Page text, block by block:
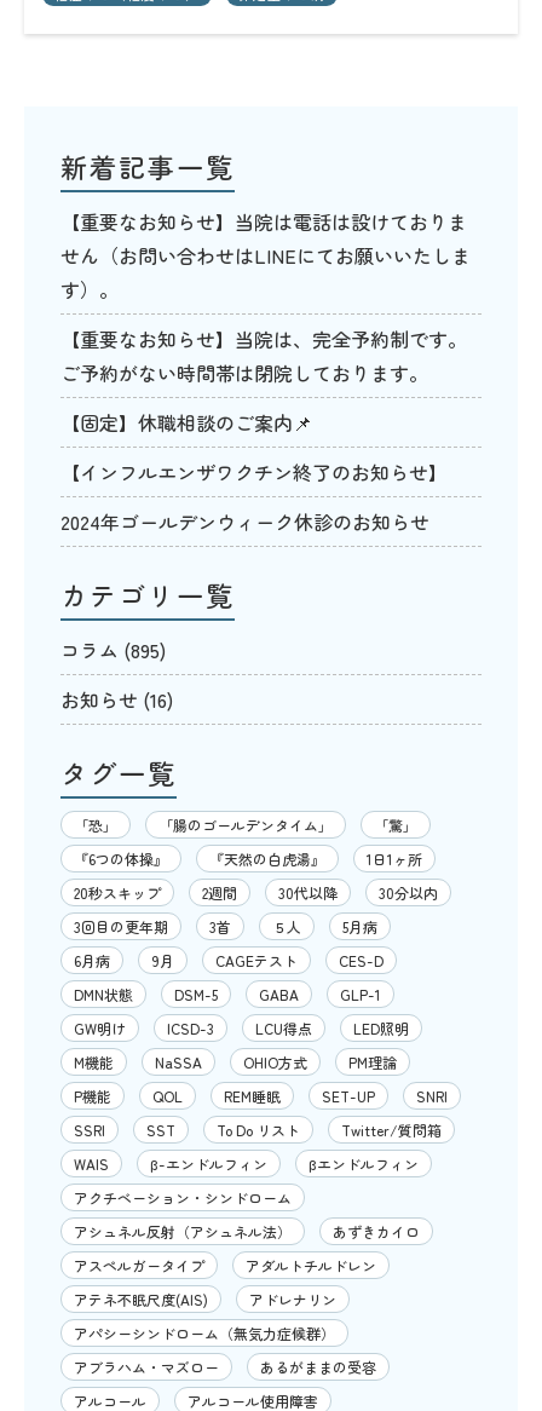
新着記事一覧
【重要なお知らせ】当院は電話は設けておりま
せん（お問い合わせはLINEにてお願いいたしま
す）。
【重要なお知らせ】当院は、完全予約制です。
ご予約がない時間帯は閉院しております。
【固定】休職相談のご案内📌
【インフルエンザワクチン終了のお知らせ】
2024年ゴールデンウィーク休診のお知らせ
カテゴリ一覧
コラム (895)
お知らせ (16)
タグ一覧
「恐」 「腸のゴールデンタイム」
「驚」
『6つの体操』
『天然の白虎湯』
1日1ヶ所
20秒スキップ
2週間 30代以降
30分以内
3回目の更年期
3首 ５人
5月病
6月病
9月 CAGEテスト
CES-D
DMN状態
DSM-5 GABA
GLP-1
GW明け
ICSD-3 LCU得点
LED照明
M機能
NaSSA OHIO方式
PM理論
P機能
QOL REM睡眠 SET-UP
SNRI
SSRI
SST To Do リスト
Twitter/質問箱
WAIS
β-エンドルフィン
βエンドルフィン
アクチベーション・シンドローム
アシュネル反射（アシュネル法）
あずきカイロ
アスペルガータイプ
アダルトチルドレン
アテネ不眠尺度(AIS)
アドレナリン
アパシーシンドローム（無気力症候群）
アブラハム・マズロー
あるがままの受容
アルコール
アルコール使用障害